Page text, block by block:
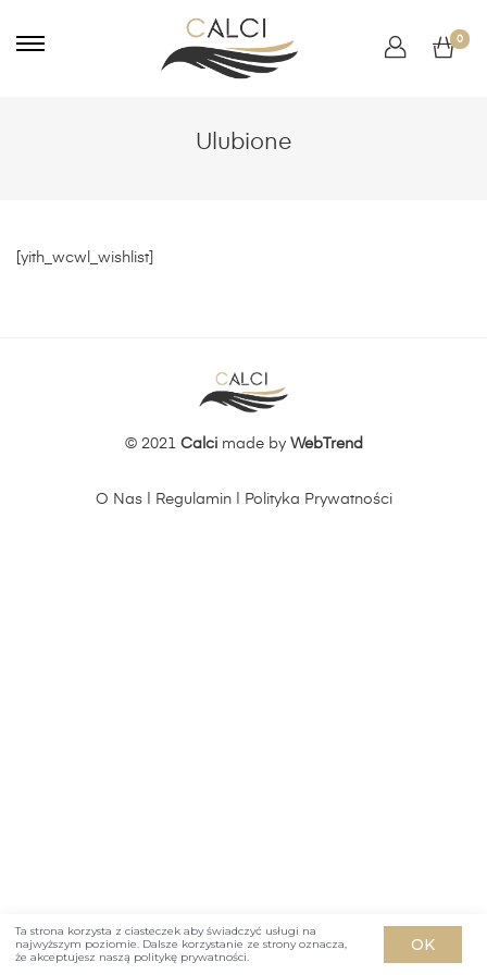
0
Ulubione
[yith_wcwl_wishlist]
© 2021 Calcimade by WebTrend
O Nas| Regulamin| Polityka Prywatności
Ta strona korzysta z ciasteczek aby świadczyć usługi na
najwyższym poziomie. Dalsze korzystanie ze strony oznacza,
że akceptujesz naszą politykę prywatności.
OK